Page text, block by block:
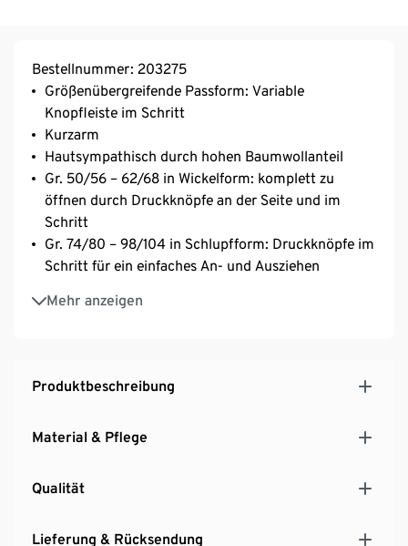
Bestellnummer: 203275
Größenübergreifende Passform: Variable
Knopfleiste im Schritt
Kurzarm
Hautsympathisch durch hohen Baumwollanteil
Gr. 50/56 – 62/68 in Wickelform: komplett zu
öffnen durch Druckknöpfe an der Seite und im
Schritt
Gr. 74/80 – 98/104 in Schlupfform: Druckknöpfe im
Schritt für ein einfaches An- und Ausziehen
Mehr anzeigen
Waschbar bei 60 °C
Formbeständig
Produktbeschreibung
Material & Pflege
Qualität
Lieferung & Rücksendung